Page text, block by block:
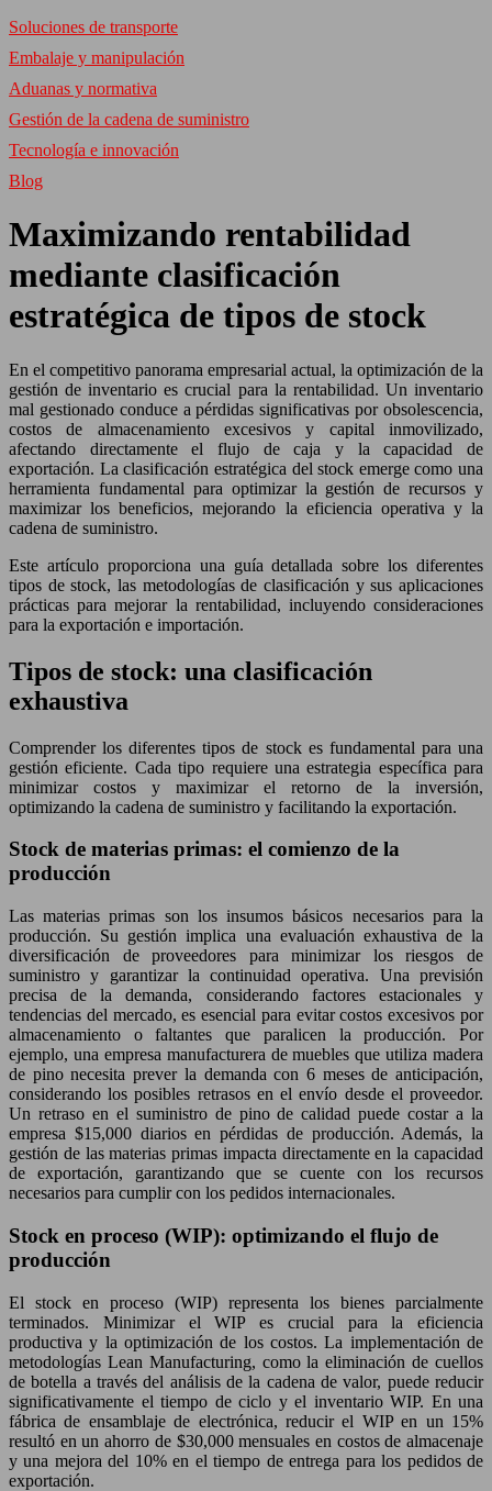
Soluciones de transporte
Embalaje y manipulación
Aduanas y normativa
Gestión de la cadena de suministro
Tecnología e innovación
Blog
Maximizando rentabilidad
mediante clasificación
estratégica de tipos de stock
En el competitivo panorama empresarial actual, la optimización de la
gestión de inventario es crucial para la rentabilidad. Un inventario
mal gestionado conduce a pérdidas significativas por obsolescencia,
costos de almacenamiento excesivos y capital inmovilizado,
afectando directamente el flujo de caja y la capacidad de
exportación. La clasificación estratégica del stock emerge como una
herramienta fundamental para optimizar la gestión de recursos y
maximizar los beneficios, mejorando la eficiencia operativa y la
cadena de suministro.
Este artículo proporciona una guía detallada sobre los diferentes
tipos de stock, las metodologías de clasificación y sus aplicaciones
prácticas para mejorar la rentabilidad, incluyendo consideraciones
para la exportación e importación.
Tipos de stock: una clasificación
exhaustiva
Comprender los diferentes tipos de stock es fundamental para una
gestión eficiente. Cada tipo requiere una estrategia específica para
minimizar costos y maximizar el retorno de la inversión,
optimizando la cadena de suministro y facilitando la exportación.
Stock de materias primas: el comienzo de la
producción
Las materias primas son los insumos básicos necesarios para la
producción. Su gestión implica una evaluación exhaustiva de la
diversificación de proveedores para minimizar los riesgos de
suministro y garantizar la continuidad operativa. Una previsión
precisa de la demanda, considerando factores estacionales y
tendencias del mercado, es esencial para evitar costos excesivos por
almacenamiento o faltantes que paralicen la producción. Por
ejemplo, una empresa manufacturera de muebles que utiliza madera
de pino necesita prever la demanda con 6 meses de anticipación,
considerando los posibles retrasos en el envío desde el proveedor.
Un retraso en el suministro de pino de calidad puede costar a la
empresa $15,000 diarios en pérdidas de producción. Además, la
gestión de las materias primas impacta directamente en la capacidad
de exportación, garantizando que se cuente con los recursos
necesarios para cumplir con los pedidos internacionales.
Stock en proceso (WIP): optimizando el flujo de
producción
El stock en proceso (WIP) representa los bienes parcialmente
terminados. Minimizar el WIP es crucial para la eficiencia
productiva y la optimización de los costos. La implementación de
metodologías Lean Manufacturing, como la eliminación de cuellos
de botella a través del análisis de la cadena de valor, puede reducir
significativamente el tiempo de ciclo y el inventario WIP. En una
fábrica de ensamblaje de electrónica, reducir el WIP en un 15%
resultó en un ahorro de $30,000 mensuales en costos de almacenaje
y una mejora del 10% en el tiempo de entrega para los pedidos de
exportación.